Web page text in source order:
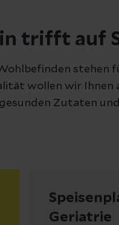
trifft auf
stehen
wollen wir Ihnen
Zutaten
Geriatrie